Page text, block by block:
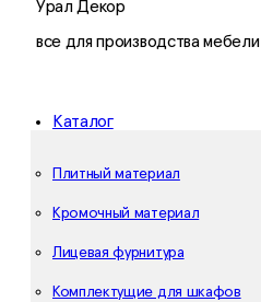
Урал Декор
все для производства мебели
Каталог
Плитный материал
Кромочный материал
Лицевая фурнитура
Комплектущие для шкафов